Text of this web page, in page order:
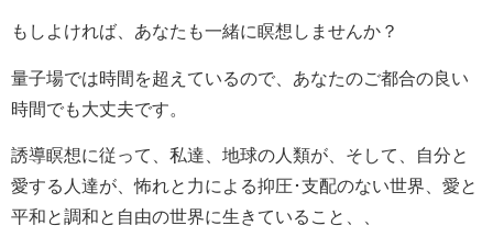
もしよければ、あなたも一緒に瞑想しませんか？
量子場では時間を超えているので、あなたのご都合の良い
時間でも大丈夫です。
誘導瞑想に従って、私達、地球の人類が、そして、自分と
愛する人達が、怖れと力による抑圧･支配のない世界、愛と
平和と調和と自由の世界に生きていること、、